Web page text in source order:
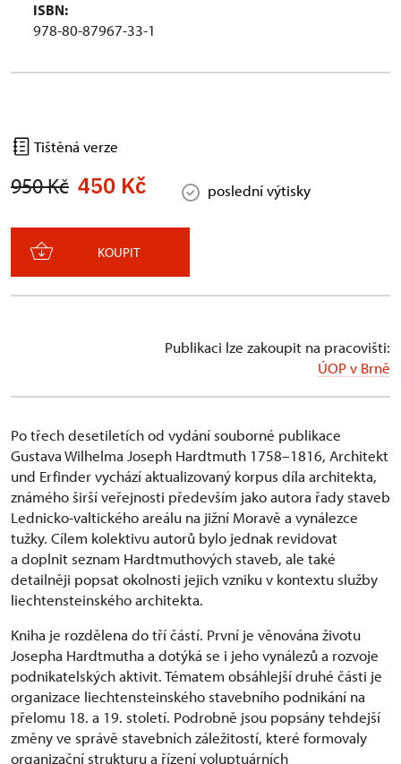
ISBN:
978-80-87967-33-1
Tištěná verze
950 Kč 450 Kč poslední výtisky
KOUPIT
Publikaci lze zakoupit na pracovišti:
ÚOP v Brně
Po třech desetiletích od vydání souborné publikace
Gustava Wilhelma Joseph Hardtmuth 1758–1816, Architekt
und Erfinder vychází aktualizovaný korpus díla architekta,
známého širší veřejnosti především jako autora řady staveb
Lednicko-valtického areálu na jižní Moravě a vynálezce
tužky. Cílem kolektivu autorů bylo jednak revidovat
a doplnit seznam Hardtmuthových staveb, ale také
detailněji popsat okolnosti jejich vzniku v kontextu služby
liechtensteinského architekta.
Kniha je rozdělena do tří částí. První je věnována životu
Josepha Hardtmutha a dotýká se i jeho vynálezů a rozvoje
podnikatelských aktivit. Tématem obsáhlejší druhé části je
organizace liechtensteinského stavebního podnikání na
přelomu 18. a 19. století. Podrobně jsou popsány tehdejší
změny ve správě stavebních záležitostí, které formovaly
organizační strukturu a řízení voluptuárních